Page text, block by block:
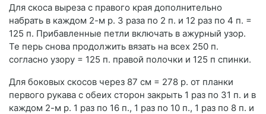
Для скоса выреза с правого края дополнительно
набрать в каждом 2-м р. 3 раза по 2 п. и 12 раз по 4 п. =
125 п. Прибавленные петли включать в ажурный узор.
Те перь снова продолжить вязать на всех 250 п.
согласно узору = 125 п. правой полочки и 125 п спинки.
Для боковых скосов через 87 см = 278 р. от планки
первого рукава с обеих сторон закрыть 1 раз по 31 п. и в
каждом 2-м р. 1 раз по 16 п., 1 раз по 10 п., 1 раз по 8 п. и